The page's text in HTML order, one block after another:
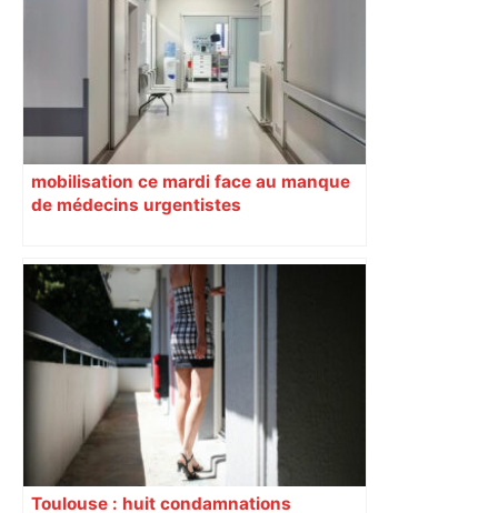
mobilisation ce mardi face au manque
de médecins urgentistes
Toulouse : huit condamnations